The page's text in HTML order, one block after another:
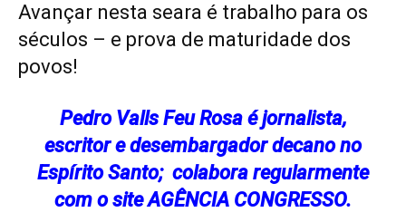
Avançar nesta seara é trabalho para os
séculos – e prova de maturidade dos
povos!
Pedro Valls Feu Rosa é jornalista,
escritor e desembargador decano no
Espírito Santo; colabora regularmente
com o site AGÊNCIA CONGRESSO.